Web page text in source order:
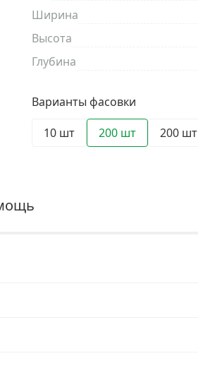
Ширина
Высота
Глубина
Варианты фасовки
10 шт
200 шт 200 шт